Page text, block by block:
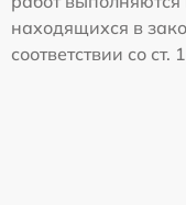
находящихся в
соответствии со